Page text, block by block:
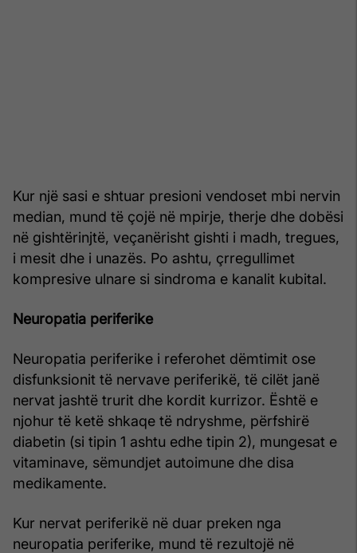
Kur një sasi e shtuar presioni vendoset mbi nervin
median, mund të çojë në mpirje, therje dhe dobësi
në gishtërinjtë, veçanërisht gishti i madh, tregues,
i mesit dhe i unazës. Po ashtu, çrregullimet
kompresive ulnare si sindroma e kanalit kubital.
Neuropatia periferike
Neuropatia periferike i referohet dëmtimit ose
disfunksionit të nervave periferikë, të cilët janë
nervat jashtë trurit dhe kordit kurrizor. Është e
njohur të ketë shkaqe të ndryshme, përfshirë
diabetin (si tipin 1 ashtu edhe tipin 2), mungesat e
vitaminave, sëmundjet autoimune dhe disa
medikamente.
Kur nervat periferikë në duar preken nga
neuropatia periferike, mund të rezultojë në